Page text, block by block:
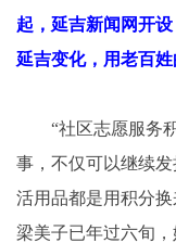
起，延吉新闻网开
延吉变化，用老百姓
“社区志愿服务积
事，不仅可以继续
活用品都是用积分
梁美子已年过六旬